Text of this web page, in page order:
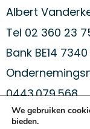
Albert
Tel 02 360 23
Bank BE14
0443.079.568
We gebruiken
bieden.